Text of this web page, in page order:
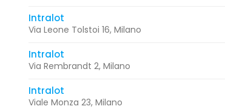
Intralot
Via Leone Tolstoi 16, Milano
Intralot
Via Rembrandt 2, Milano
Intralot
Viale Monza 23, Milano